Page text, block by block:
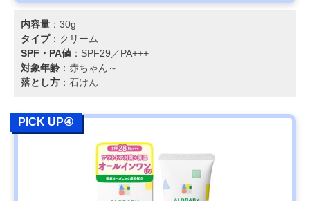
内容量 ：30g
タイプ：クリーム
SPF・PA値 ：SPF29／PA+++
対象年齢 ：赤ちゃん～
落とし方 ：石けん
PICK UP④